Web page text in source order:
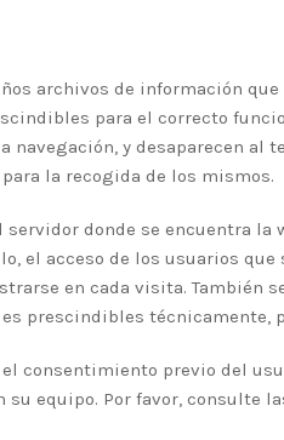
archivos de información
para el correcto
y desaparecen
la recogida de los mismos.
donde se encuentra
el acceso de los usuarios
en cada visita.
prescindibles técnicamente,
consentimiento previo del
equipo. Por favor, consulte